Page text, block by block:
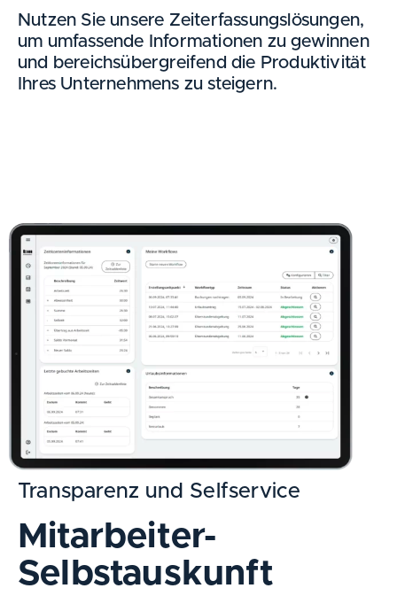
Nutzen Sie unsere Zeiterfassungslösungen,
um umfassende Informationen zu gewinnen
und bereichsübergreifend die Produktivität
Ihres Unternehmens zu steigern.
Transparenz und Selfservice
Mitarbeiter-
Selbstauskunft